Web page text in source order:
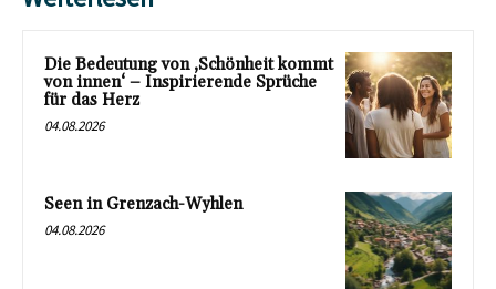
Die Bedeutung von ‚Schönheit kommt
von innen‘ – Inspirierende Sprüche
für das Herz
04.08.2026
Seen in Grenzach-Wyhlen
04.08.2026